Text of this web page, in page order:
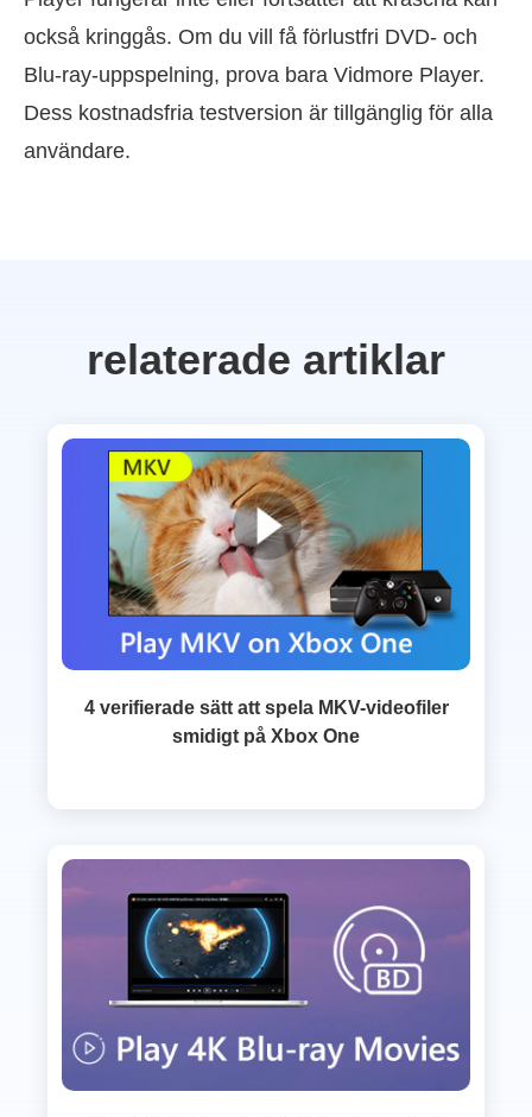
också kringgås. Om du vill få förlustfri DVD- och
Blu-ray-uppspelning, prova bara Vidmore Player.
Dess kostnadsfria testversion är tillgänglig för alla
användare.
relaterade artiklar
4 verifierade sätt att spela MKV-videofiler
smidigt på Xbox One